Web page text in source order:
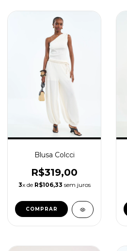
Blusa Colcci
R$319,00
3x de R$106,33 sem juros
COMPRAR